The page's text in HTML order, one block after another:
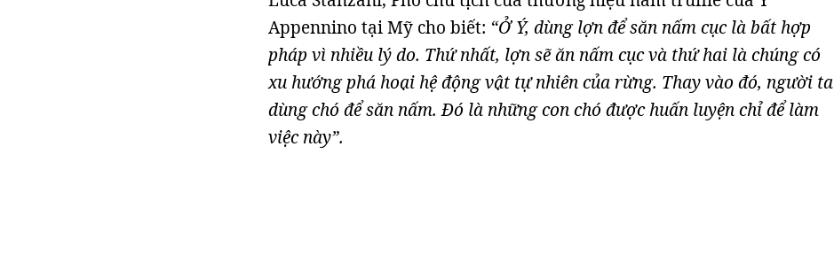
Appennino tại Mỹ cho biết: “Ở Ý, dùng lợn để săn nấm cục là bất hợp
pháp vì nhiều lý do. Thứ nhất, lợn sẽ ăn nấm cục và thứ hai là chúng có
xu hướng phá hoại hệ động vật tự nhiên của rừng. Thay vào đó, người ta
dùng chó để săn nấm. Đó là những con chó được huấn luyện chỉ để làm
việc này”.